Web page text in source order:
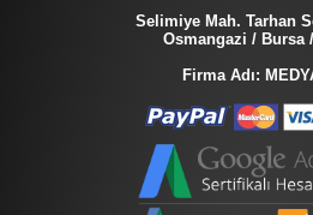
Selimiye Mah. Tarhan
Osmangazi / Bursa
Firma Adı: